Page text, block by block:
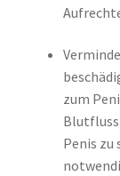
zum
Penis zu